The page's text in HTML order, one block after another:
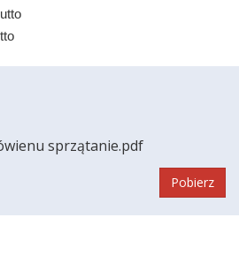
sprzątanie.pdf
Pobierz